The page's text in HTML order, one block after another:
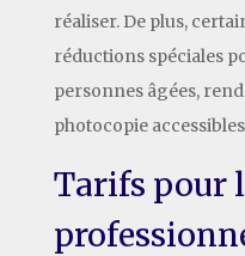
réaliser. De plus,
réductions spéciales
personnes âgées,
photocopie
Tarifs pour